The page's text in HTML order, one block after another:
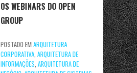
OS WEBINARS DO OPEN
GROUP
POSTADO EM ARQUITETURA
CORPORATIVA, ARQUITETURA DE
INFORMAÇÕES, ARQUITETURA DE